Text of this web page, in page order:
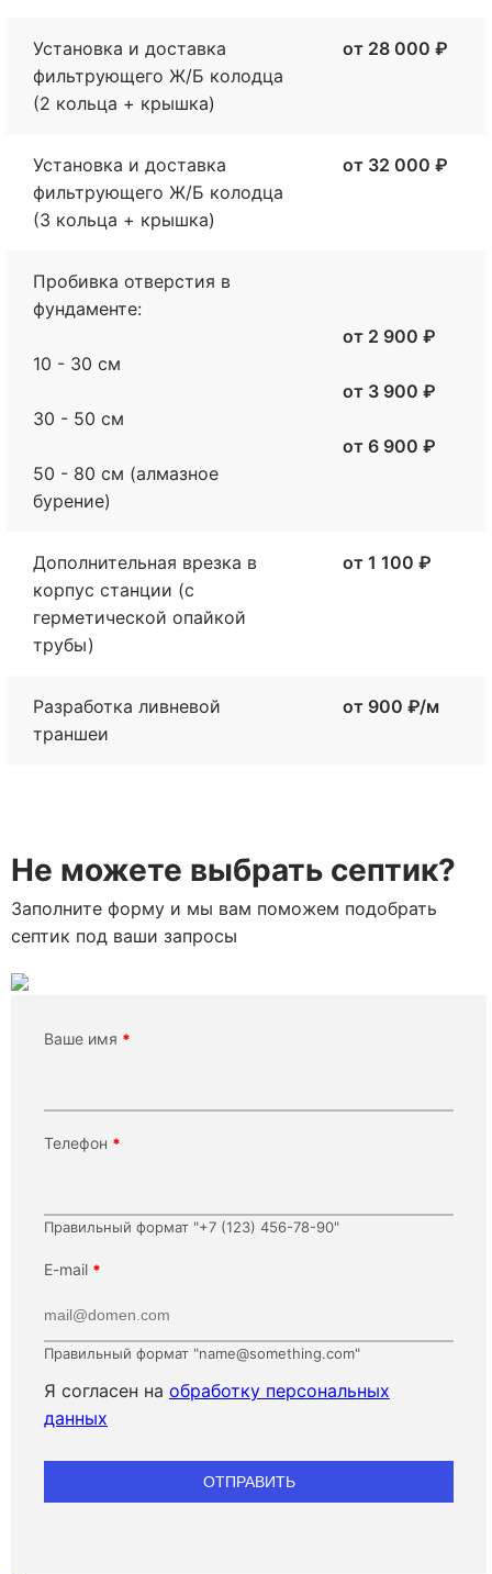
Установка и доставка
фильтрующего Ж/Б колодца
(2 кольца + крышка)
от 28 000 ₽
Установка и доставка
фильтрующего Ж/Б колодца
(3 кольца + крышка)
от 32 000 ₽
Пробивка отверстия в
фундаменте:
10 - 30 см
30 - 50 см
50 - 80 см (алмазное
бурение)
от 2 900 ₽
от 3 900 ₽
от 6 900 ₽
Дополнительная врезка в
корпус станции (с
герметической опайкой
трубы)
от 1 100 ₽
Разработка ливневой
траншеи
от 900 ₽/м
Не можете выбрать септик?
Заполните форму и мы вам поможем подобрать
септик под ваши запросы
Ваше имя *
Телефон *
Правильный формат "+7 (123) 456-78-90"
E-mail *
Правильный формат "name@something.com"
Я согласен на обработку персональных
данных